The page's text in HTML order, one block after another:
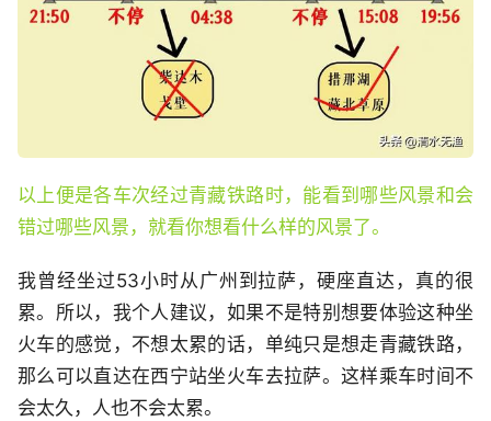
以上便是各车次经过青藏铁路时，能看到哪些风景和会
错过哪些风景，就看你想看什么样的风景了。
我曾经坐过53小时从广州到拉萨，硬座直达，真的很
累。所以，我个人建议，如果不是特别想要体验这种坐
火车的感觉，不想太累的话，单纯只是想走青藏铁路，
那么可以直达在西宁站坐火车去拉萨。这样乘车时间不
会太久，人也不会太累。